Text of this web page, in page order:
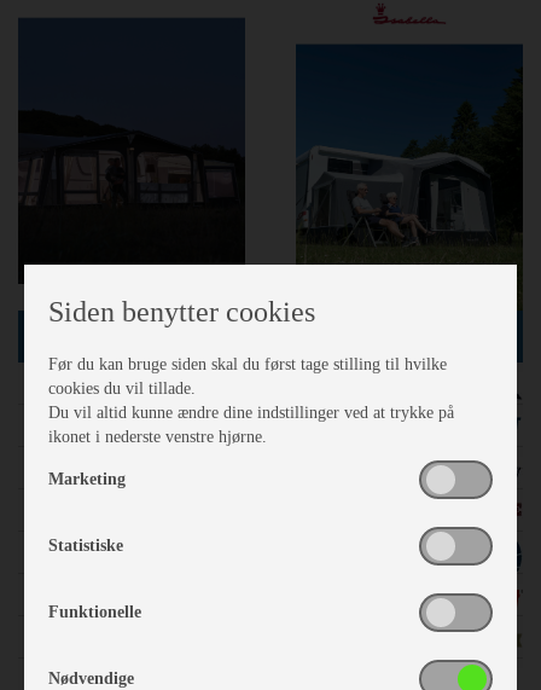
Adria
Vega
Dometic / Kampa
Siden benytter cookies
Før du kan bruge siden skal du først tage stilling til hvilke
cookies du vil tillade.
Du vil altid kunne ændre dine indstillinger ved at trykke på
ikonet i nederste venstre hjørne.
Marketing
Statistiske
Funktionelle
Nødvendige